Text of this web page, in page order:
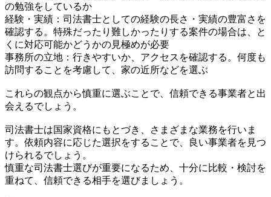
の勉強をしているか
経験・実績：司法書士としての経験の長さ・実績の豊富さを
確認する。特殊だったり難しかったりする案件の場合は、と
くに対応可能かどうかの見極めが必要
事務所の立地：行きやすいか、アクセスを確認する。何度も
訪問することを考慮して、家の近所などを選ぶ
これらの観点から慎重に選ぶことで、信頼できる事業者と出
会えるでしょう。
司法書士は国家資格にもとづき、さまざまな業務を行いま
す。依頼内容に応じた選択をすることで、良い事業者を見つ
けられるでしょう。
慎重な司法書士選びが重要になるため、十分に比較・検討を
重ねて、信頼できる相手を選びましょう。